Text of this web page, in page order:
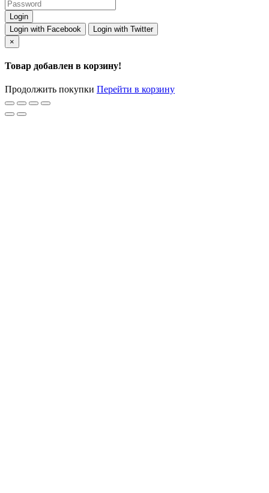
Login with Facebook
Login with Twitter
×
Товар добавлен в корзину!
Продолжить покупки Перейти в корзину